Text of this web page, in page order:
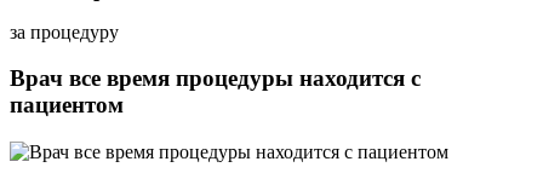
за процедуру
Врач все время процедуры находится с
пациентом